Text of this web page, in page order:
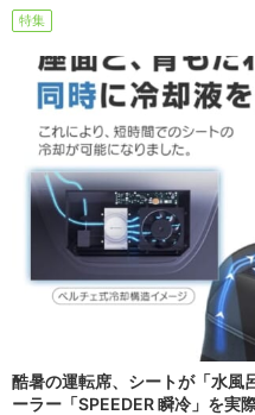
特集
酷暑の運転席、シートが「水風
ーラー「SPEEDER 瞬冷」を実